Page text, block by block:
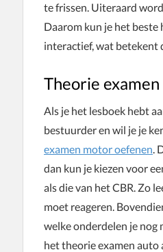
te frissen. Uiteraard
Daarom kun je het beste
interactief, wat betekent
Theorie
Als je het lesboek hebt
bestuurder en wil je je
examen motor oefenen.
dan kun je kiezen voor
als die van het CBR. Zo
moet reageren.
welke onderdelen je nog
het theorie examen auto